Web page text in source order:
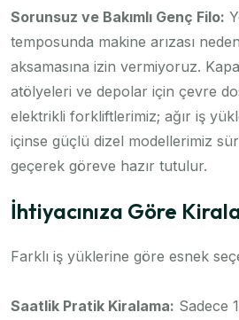
Sorunsuz ve Bakımlı Genç Filo:
temposunda makine arızası
aksamasına izin vermiyoruz.
atölyeleri ve depolar için çevre
elektrikli forkliftlerimiz; ağır iş
içinse güçlü dizel modellerimiz
geçerek göreve hazır tutulur.
İhtiyacınıza Göre
Farklı iş yüklerine göre esnek
Saatlik Pratik Kiralama: Sadece